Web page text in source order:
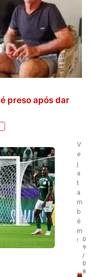
preso após dar
V
e
j
a
t
a
m
b
é
m
!
0
9
/
0
8